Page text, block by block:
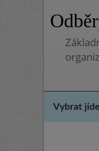
Vybrat